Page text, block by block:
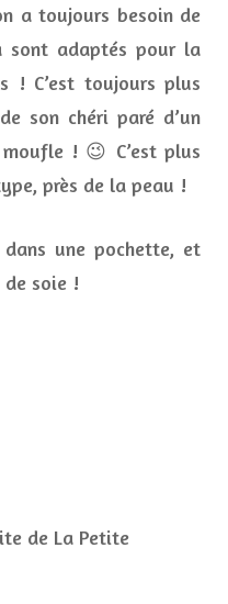
a toujours besoin de
sont adaptés pour la
! C’est toujours plus
son chéri paré d’un
! 😉 C’est plus
près de la peau !
une pochette, et
soie !
de La Petite